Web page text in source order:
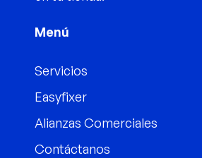
Menú
Servicios
Easyfixer
Alianzas Comerciales
Contáctanos